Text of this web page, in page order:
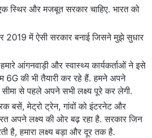
स्थिर और मजबूत सरकार चाहिए. भारत को
2019 में ऐसी सरकार बनाई जिसने मुझे सुधार
आंगनवाड़ी और स्वास्थ्य कार्यकर्ताओं ने इसे
की भी तैयारी कर रहे हैं. हमने अपने
से पहले अपने सभी लक्ष्य पूरे कर लेगी.
बसें, मेट्रो ट्रेन, गांवों को इंटरनेट और
अपने लक्ष्य की ओर बढ़ रहा है. सरकार जिन
है, हमारा लक्ष्य बड़ा और दूर तक है.